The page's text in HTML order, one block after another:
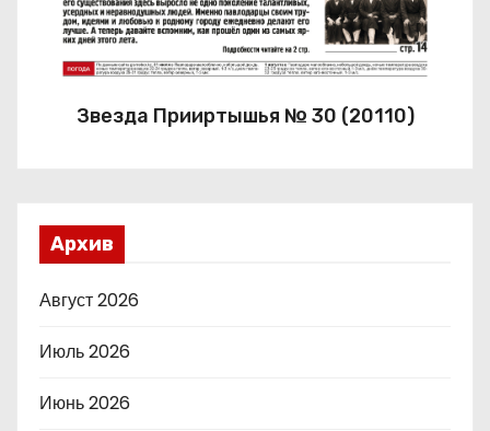
Звезда Прииртышья № 30 (20110)
Архив
Август 2026
Июль 2026
Июнь 2026